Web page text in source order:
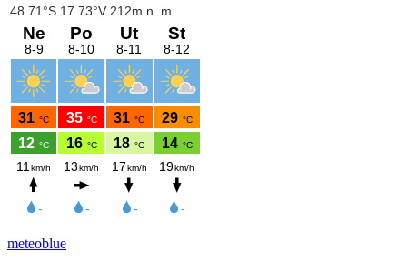
meteoblue